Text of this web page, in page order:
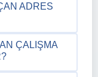
ADRES
ÇALIŞMA